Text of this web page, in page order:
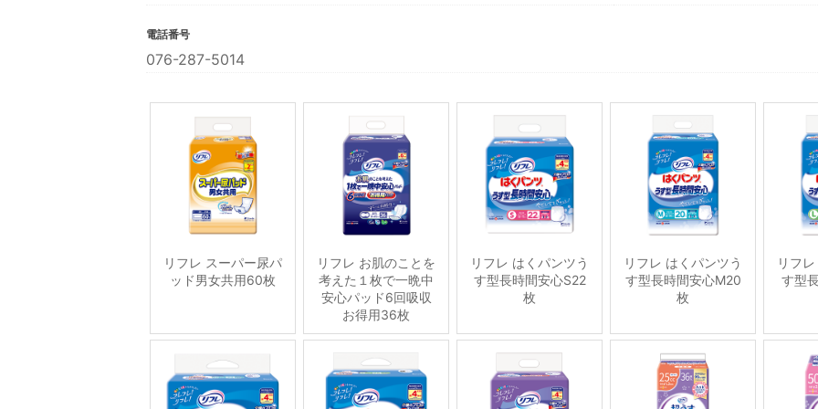
電話番号
076-287-5014
リフレ スーパー尿パ
ッド男女共用60枚
リフレ お肌のことを
考えた１枚で一晩中
安心パッド6回吸収
お得用36枚
リフレ はくパンツう
す型長時間安心S22
枚
リフレ はくパンツう
す型長時間安心M20
枚
リフ
す型